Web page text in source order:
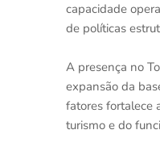
capacidade
de políticas
A presença no
expansão da
fatores fortalece
turismo e do